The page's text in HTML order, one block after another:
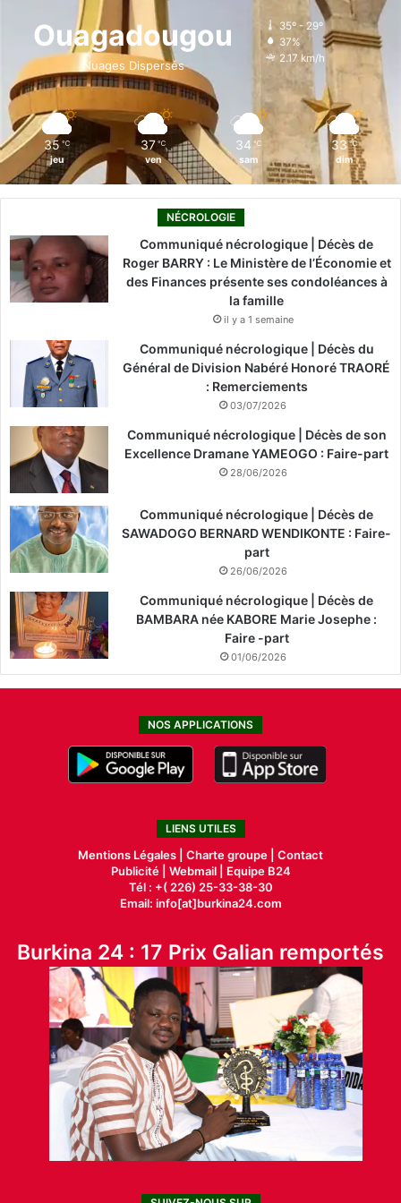
o
k
i
n
g
r
k
Ouagadougou
Nuages Dispersés
35º - 29º
37%
2.17 km/h
35 ℃
jeu
37 ℃
ven
34 ℃
sam
33 ℃
dim
NÉCROLOGIE
Communiqué nécrologique | Décès de
Roger BARRY : Le Ministère de l’Économie et
des Finances présente ses condoléances à
la famille
il y a 1 semaine
Communiqué nécrologique | Décès du
Général de Division Nabéré Honoré TRAORÉ
: Remerciements
03/07/2026
Communiqué nécrologique | Décès de son
Excellence Dramane YAMEOGO : Faire-part
28/06/2026
Communiqué nécrologique | Décès de
SAWADOGO BERNARD WENDIKONTE : Faire-
part
26/06/2026
Communiqué nécrologique | Décès de
BAMBARA née KABORE Marie Josephe :
Faire -part
01/06/2026
NOS APPLICATIONS
LIENS UTILES
Mentions Légales | Charte groupe | Contact
Publicité| Webmail |
Equipe B24
Tél : +( 226) 25-33-38-30
Email: info[at]burkina24.com
Burkina 24 : 17 Prix Galian remportés